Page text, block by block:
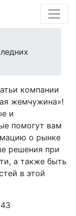
компании
жемчужина»!
и
помогут вам
о рынке
решения при
а также быть
в этой